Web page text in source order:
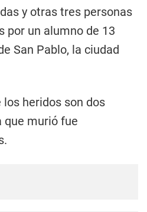
y otras tres personas
por un alumno de 13
San Pablo, la ciudad
heridos son dos
que murió fue